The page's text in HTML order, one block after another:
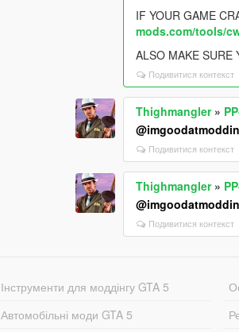
IF YOUR GAME
mods.com/tools/
ALSO MAKE SURE
Подивитися контекст
Thighmangler»
Подивитися контекст
Thighmangler»
Подивитися контекст
Інструменти для моддінгу GTA 5
Автомобільні моди GTA 5